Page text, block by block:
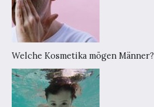
Welche Kosmetika mögen Männer?